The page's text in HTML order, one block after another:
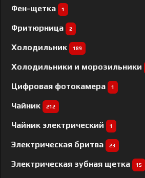
Фен-щетка 1
Фритюрница 2
Холодильник 189
Холодильники и морозильники
Цифровая фотокамера 1
Чайник 212
Чайник электрический 1
Электрическая бритва 23
Электрическая зубная щетка 15